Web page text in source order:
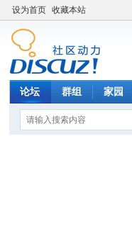
设为首页 收藏本站
论坛 群组 家园